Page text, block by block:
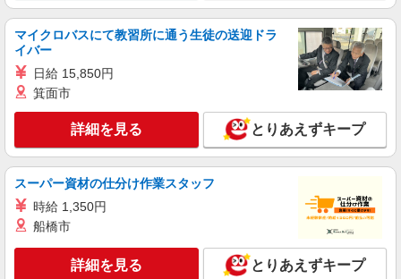
給：200,000円〜220,000円 ・資格手当：10,000〜
善手当：20,000〜60,000円（勤続年数、保有資格
により変動） ・固定残業手当：20,000円（10時
間） ※固定残業時間を超過する場合には超過勤務
・介護福祉士 など
千葉県千葉市稲毛区
キープ 詳細を見る
職業紹介
株式会社kotrio /●SW-S-2007549
高時給！稲毛駅の就労支援施設＊未経験で時給
1500円スタート！
時給1500円〜 ※給与は資格・経験を考慮
キープ 詳細を見る
マイクロバスにて教習所に通う生徒の送迎ドラ
イバー
日給 15,850円
箕面市
詳細を見る とりあえずキープ
スーパー資材の仕分け作業スタッフ
時給 1,350円
船橋市
詳細を見る とりあえずキープ